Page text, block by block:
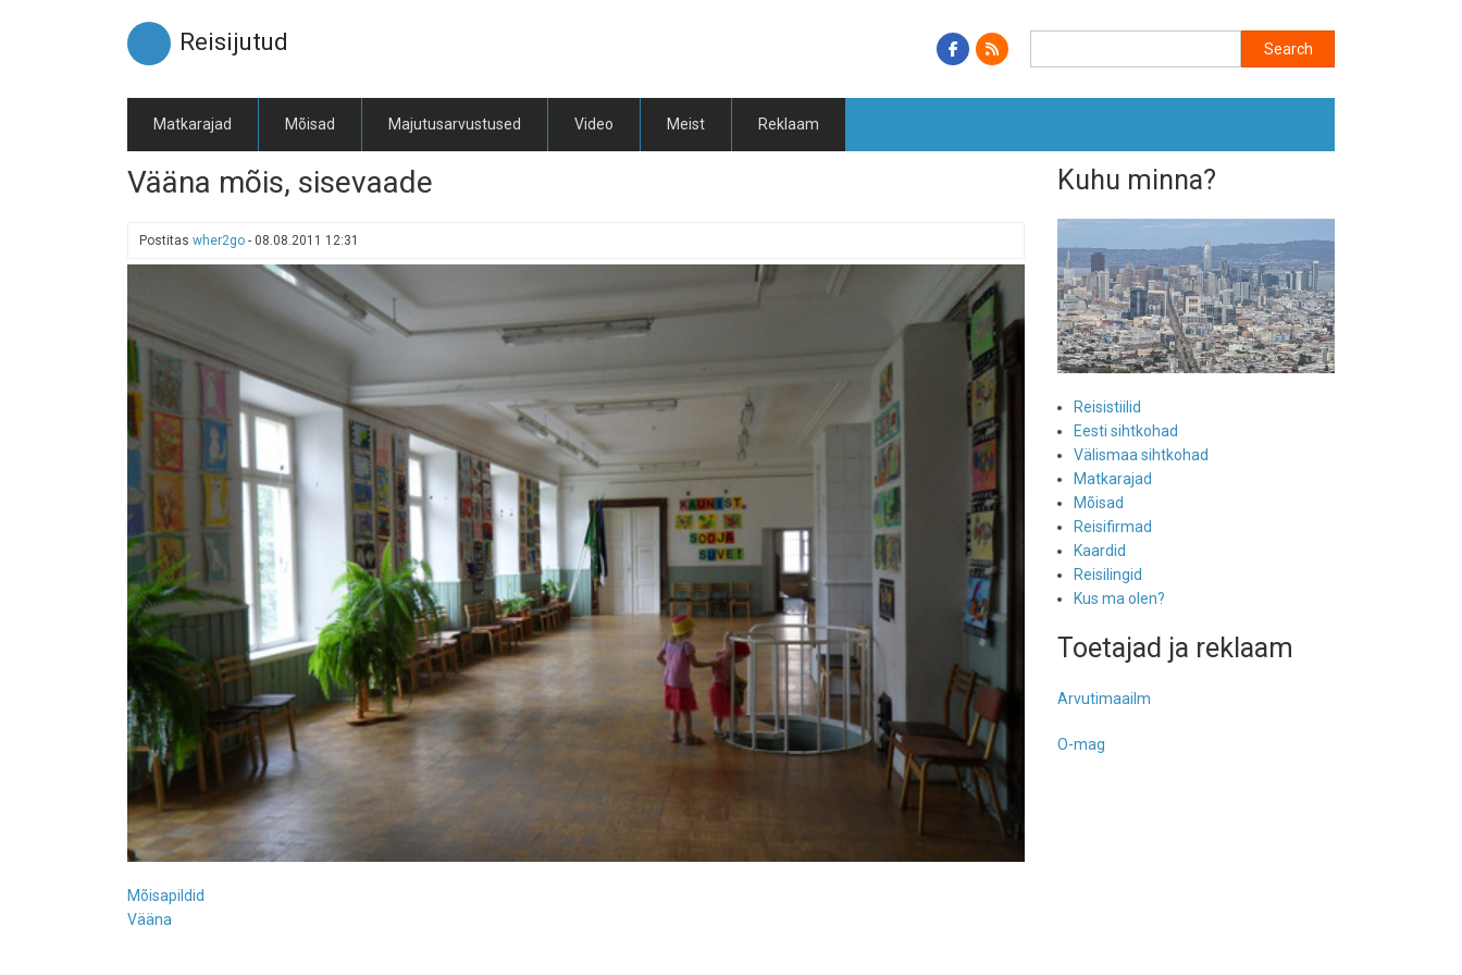
Reisijutud
Matkarajad Mõisad Majutusarvustused Video Meist Reklaam
Vääna mõis, sisevaade
Postitas wher2go - 08.08.2011 12:31
Mõisapildid
Vääna
Kuhu minna?
Reisistiilid
Eesti sihtkohad
Välismaa sihtkohad
Matkarajad
Mõisad
Reisifirmad
Kaardid
Reisilingid
Kus ma olen?
Toetajad ja reklaam
Arvutimaailm
O-mag